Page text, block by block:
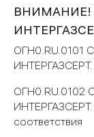
ВНИМАНИЕ!
ОГН0.RU.0101
ОГН0.RU.0102
соответствия